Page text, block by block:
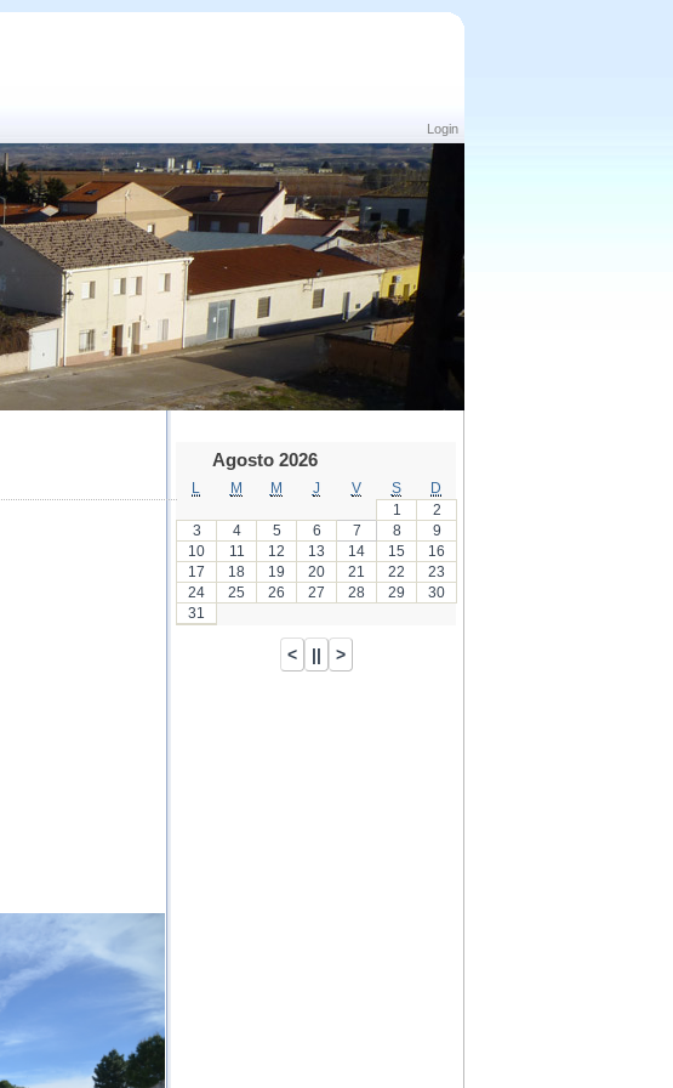
Login
Agosto 2026
M M J V S
D
1
2
3
4 5 6 7 8
9
10
11 12 13 14 15
16
17
18 19 20 21 22
23
24
25 26 27 28 29
30
31